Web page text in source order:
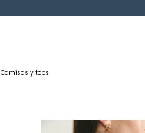
Camisas y tops